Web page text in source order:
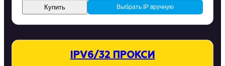
Выбрать IP вручную
Купить
IPV6/32 ПРОКСИ